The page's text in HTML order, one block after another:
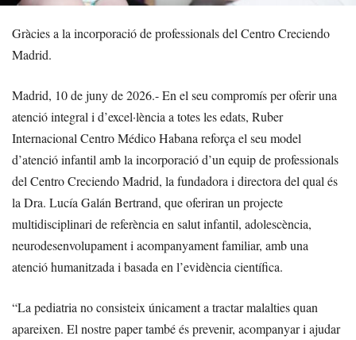
Gràcies a la incorporació de professionals del Centro Creciendo
Madrid.
Madrid, 10 de juny de 2026.- En el seu compromís per oferir una
atenció integral i d’excel·lència a totes les edats, Ruber
Internacional Centro Médico Habana reforça el seu model
d’atenció infantil amb la incorporació d’un equip de professionals
del Centro Creciendo Madrid, la fundadora i directora del qual és
la Dra. Lucía Galán Bertrand, que oferiran un projecte
multidisciplinari de referència en salut infantil, adolescència,
neurodesenvolupament i acompanyament familiar, amb una
atenció humanitzada i basada en l’evidència científica.
“La pediatria no consisteix únicament a tractar malalties quan
apareixen. El nostre paper també és prevenir, acompanyar i ajudar